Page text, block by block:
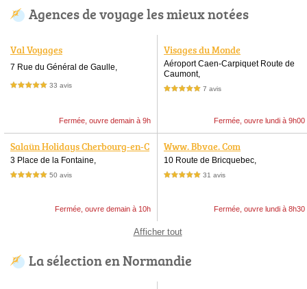
Agences de voyage les mieux notées
Val Voyages
7 Rue du Général de Gaulle,
5,0 étoiles sur 5 33 avis
Fermée, ouvre demain à 9h
Visages du Monde
Aéroport Caen-Carpiquet Route de
Caumont,
5,0 étoiles sur 5 7 avis
Fermée, ouvre lundi à 9h00
Salaün Holidays Cherbourg-en-C
otentin
3 Place de la Fontaine,
5,0 étoiles sur 5 50 avis
Fermée, ouvre demain à 10h
Www. Bbvae. Com
10 Route de Bricquebec,
5,0 étoiles sur 5 31 avis
Fermée, ouvre lundi à 8h30
Afficher tout
La sélection en Normandie